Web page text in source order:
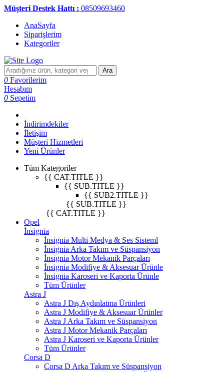
Müşteri Destek Hattı : 08509693460
AnaSayfa
Siparişlerim
Kategoriler
Ara
0 Favorilerim
Hesabım
0 Sepetim
İndirimdekiler
İletişim
Müşteri Hizmetleri
Yeni Ürünler
Tüm Kategoriler
{{ CAT.TITLE }}
{{ SUB.TITLE }}
{{ SUB2.TITLE }}
{{ SUB.TITLE }}
{{ CAT.TITLE }}
Opel
İnsignia
İnsignia Multi Medya & Ses Sisteml
İnsignia Arka Takım ve Süspansiyon
İnsignia Motor Mekanik Parçaları
İnsignia Modifiye & Aksesuar Ürünle
İnsignia Karoseri ve Kaporta Ürünle
Tüm Ürünler
Astra J
Astra J Dış Aydınlatma Ürünleri
Astra J Modifiye & Aksesuar Ürünler
Astra J Arka Takım ve Süspansiyon
Astra J Motor Mekanik Parçaları
Astra J Karoseri ve Kaporta Ürünler
Tüm Ürünler
Corsa D
Corsa D Arka Takım ve Süspansiyon